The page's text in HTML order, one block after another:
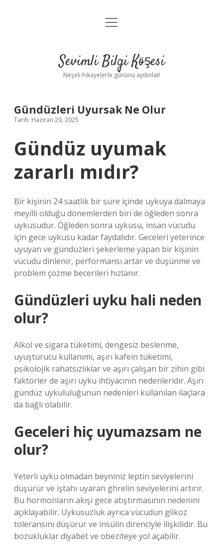
Anasayfa
Yasal Uyarı
menüyü
Sevimli Bilgi Köşesi
Neşeli hikayelerle gününü aydınlat!
Gündüzleri Uyursak Ne Olur
Tarih: Haziran 29, 2025
Gündüz uyumak
zararlı mıdır?
Bir kişinin 24 saatlik bir süre içinde uykuya dalmaya
meyilli olduğu dönemlerden biri de öğleden sonra
uykusudur. Öğleden sonra uykusu, insan vücudu
için gece uykusu kadar faydalıdır. Geceleri yeterince
uyuyan ve gündüzleri şekerleme yapan bir kişinin
vücudu dinlenir, performansı artar ve düşünme ve
problem çözme becerileri hızlanır.
Gündüzleri uyku hali neden
olur?
Alkol ve sigara tüketimi, dengesiz beslenme,
uyuşturucu kullanımı, aşırı kafein tüketimi,
psikolojik rahatsızlıklar ve aşırı çalışan bir zihin gibi
faktörler de aşırı uyku ihtiyacının nedenleridir. Aşırı
gündüz uykululuğunun nedenleri kullanılan ilaçlara
da bağlı olabilir.
Geceleri hiç uyumazsam ne
olur?
Yeterli uyku olmadan beyniniz leptin seviyelerini
düşürür ve iştahı uyaran ghrelin seviyelerini artırır.
Bu hormonların akışı gece atıştırmasının nedenini
açıklayabilir. Uykusuzluk ayrıca vücudun glikoz
toleransını düşürür ve insülin direnciyle ilişkilidir. Bu
bozukluklar diyabet ve obeziteye yol açabilir.